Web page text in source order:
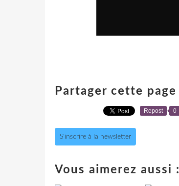
Partager cette page
Repost 0
S'inscrire à la newsletter
Vous aimerez aussi :